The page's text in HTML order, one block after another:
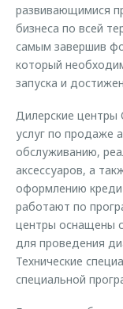
развивающимися
бизнеса по всей
самым завершив
который
запуска и
Дилерские центры
услуг по продаже
обслуживанию,
аксессуаров, а
оформлению
работают по
центры оснащены
для проведения
Технические
специальной